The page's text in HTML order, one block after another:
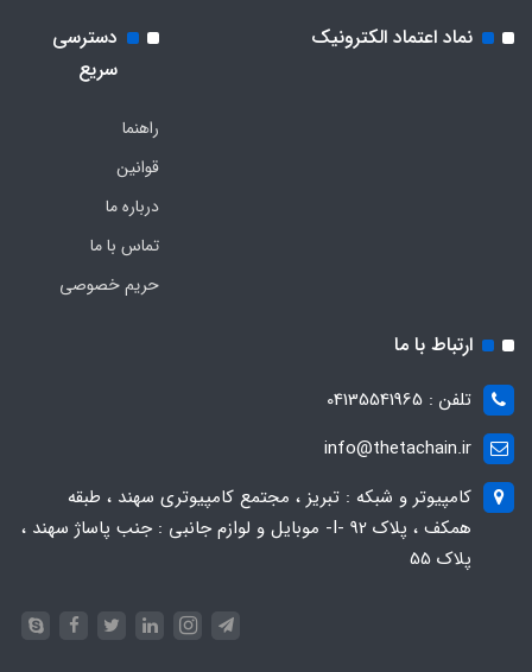
نماد اعتماد الکترونیک
دسترسی
سریع
راهنما
قوانین
درباره ما
تماس با ما
حریم خصوصی
ارتباط با ما
تلفن : 04135541965
info@thetachain.ir
کامپیوتر و شبکه : تبریز ، مجتمع کامپیوتری سهند ، طبقه
همکف ، پلاک 92 -I- موبایل و لوازم جانبی : جنب پاساژ سهند ،
پلاک 55